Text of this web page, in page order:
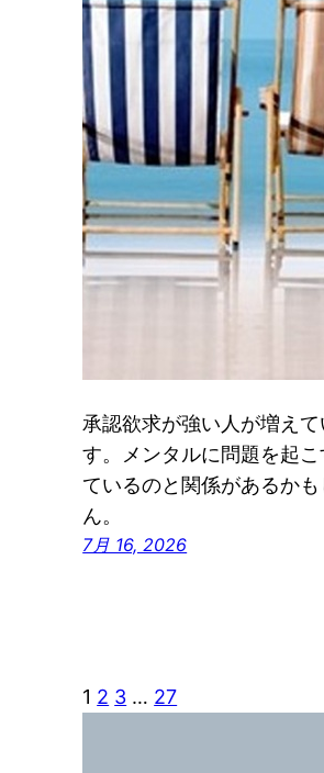
承認欲求が強い人が増え
す。メンタルに問題を起こ
ているのと関係があるか
ん。
7月 16, 2026
1 2 3 … 27